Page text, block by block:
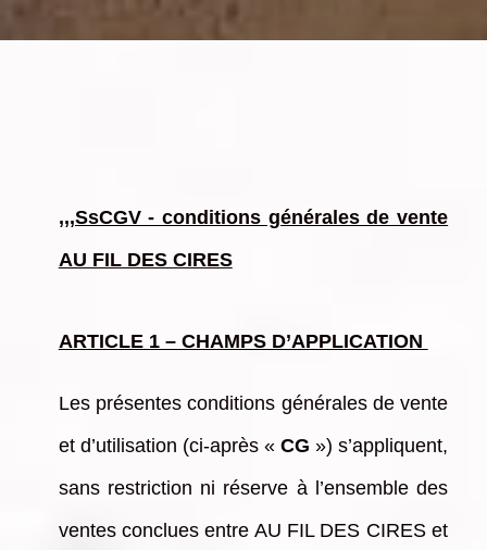
,,,SsCGV - conditions générales de vente
AU FIL DES CIRES
ARTICLE 1 – CHAMPS D’APPLICATION
Les présentes conditions générales de vente
et d’utilisation (ci-après «CG ») s’appliquent,
sans restriction ni réserve à l’ensemble des
ventes conclues entre AU FIL DES CIRES et